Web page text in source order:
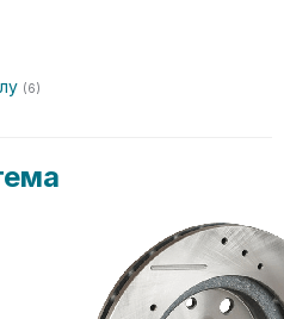
(6)